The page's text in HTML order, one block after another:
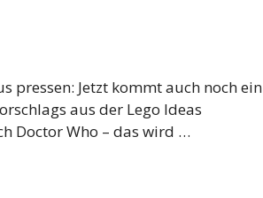
pressen: Jetzt kommt auch noch ein
aus der Lego Ideas
Doctor Who – das wird …